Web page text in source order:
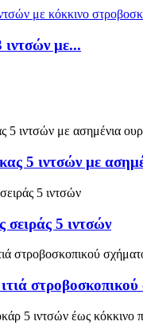
με...
5 ιντσών με
5 ιντσών